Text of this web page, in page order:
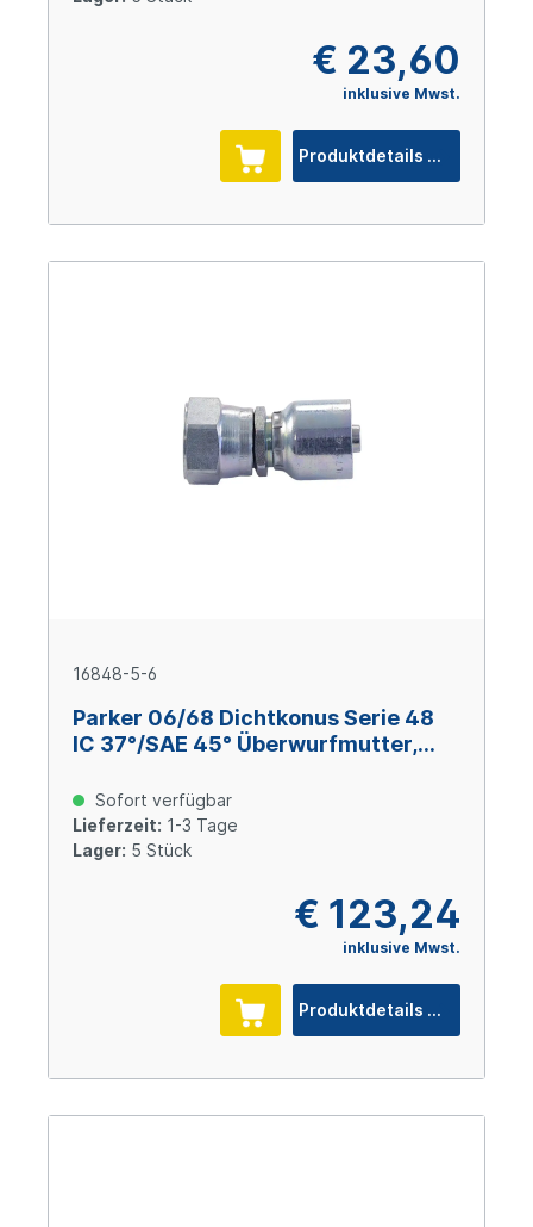
€ 23,60
inklusive Mwst.
Produktdetails
16848-5-6
Parker 06/68 Dichtkonus Serie 48
IC 37°/SAE 45° Überwurfmutter,
verzinkt Cr(VI)-frei
Sofort verfügbar
Lieferzeit: 1-3 Tage
Lager: 5 Stück
€ 123,24
inklusive Mwst.
Produktdetails